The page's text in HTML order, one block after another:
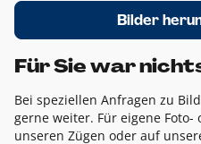
Bilder
Für Sie war
Bei speziellen Anfragen zu
gerne weiter. Für eigene
unseren Zügen oder auf